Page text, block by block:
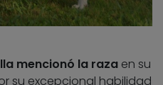
mencionó la raza en su
su excepcional habilidad